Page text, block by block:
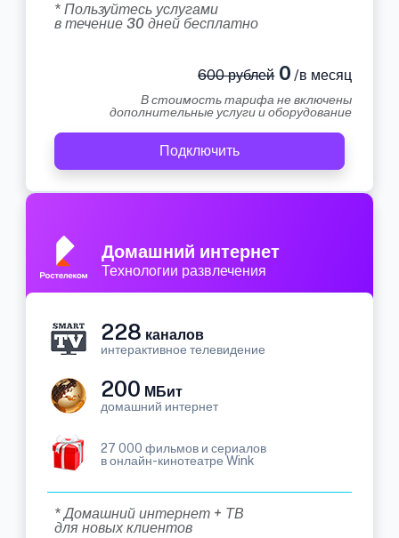
* Пользуйтесь услугами
в течение 30 дней бесплатно
600 рублей0 /в месяц
В стоимость тарифа не включены
дополнительные услуги и оборудование
Подключить
Домашний интернет
Технологии развлечения
228 каналов
интерактивное телевидение
200 МБит
домашний интернет
27 000 фильмов и сериалов
в онлайн-кинотеатре Wink
* Домашний интернет + ТВ
для новых клиентов